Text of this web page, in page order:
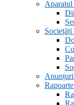
Aparatul
Anunțuri